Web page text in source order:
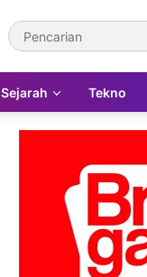
Sejarah Tekno